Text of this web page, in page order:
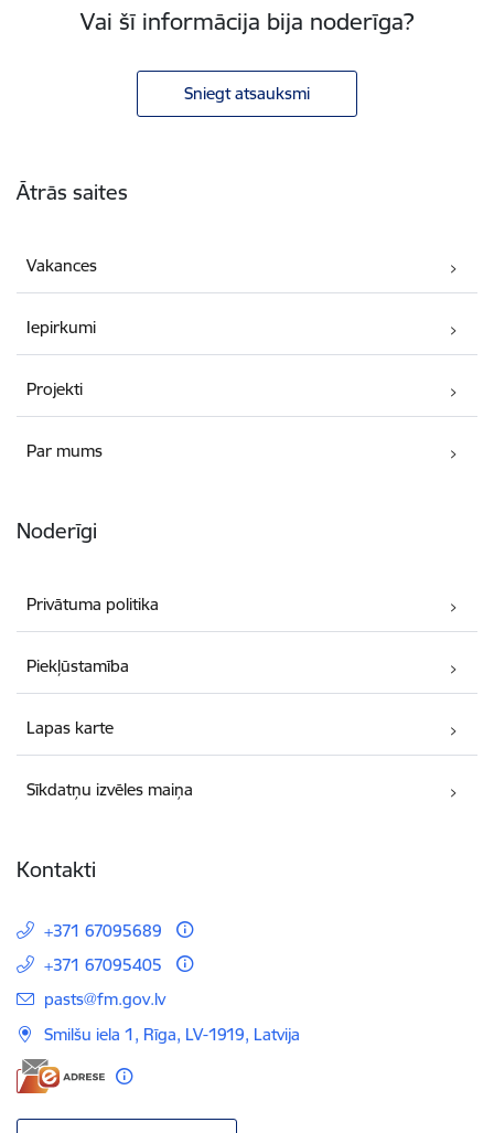
Vai šī informācija bija noderīga?
Sniegt atsauksmi
Ātrās saites
Vakances
Iepirkumi
Projekti
Par mums
Noderīgi
Privātuma politika
Piekļūstamība
Lapas karte
Sīkdatņu izvēles maiņa
Kontakti
+371 67095689
+371 67095405
E-pasts:
pasts@fm.gov.lv
Smilšu iela 1, Rīga, LV-1919, Latvija